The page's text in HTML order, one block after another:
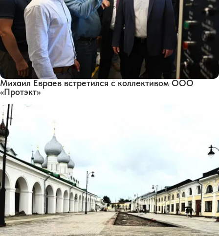
Михаил Евраев встретился с коллективом ООО
«Протэкт»